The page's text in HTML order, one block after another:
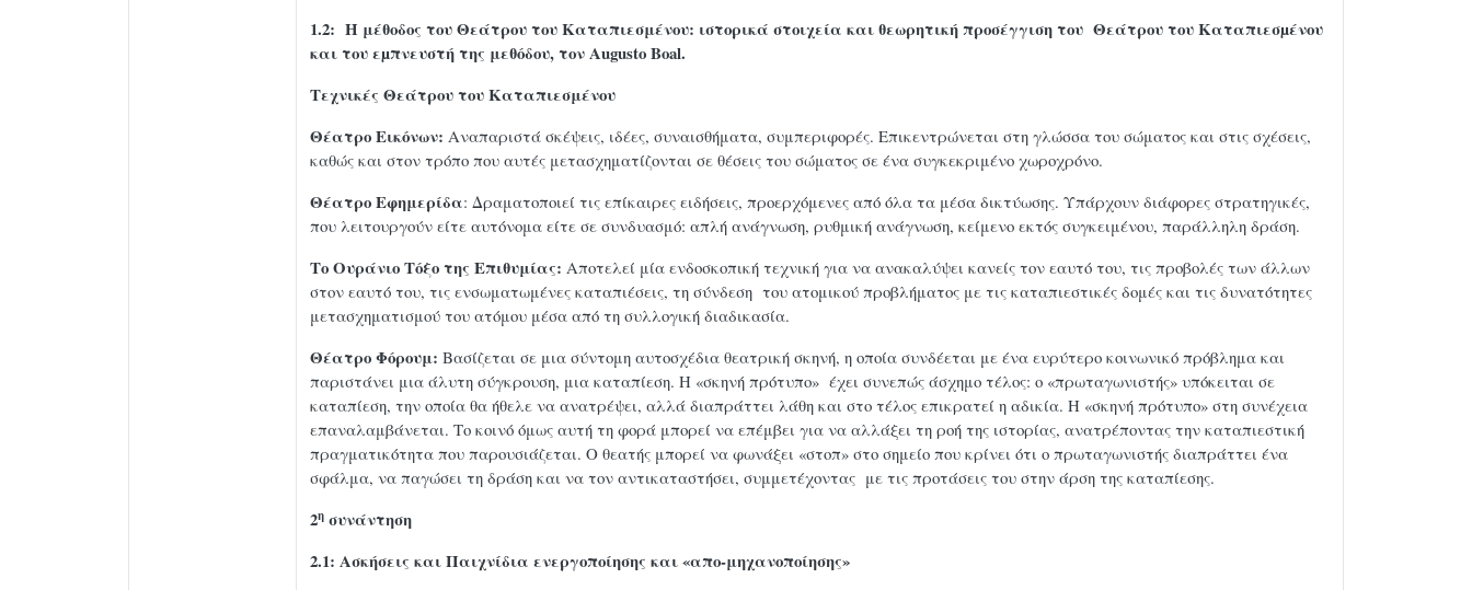
1.2: Η μέθοδος του Θεάτρου του Καταπιεσμένου: ιστορικά στοιχεία και θεωρητική προσέγγιση του Θεάτρου του Καταπιεσµένου
και του εµπνευστή της μεθόδου, τον Augusto Boal.
Τεχνικές Θεάτρου του Καταπιεσμένου
Θέατρο Εικόνων: Αναπαριστά σκέψεις, ιδέες, συναισθήματα, συμπεριφορές. Επικεντρώνεται στη γλώσσα του σώματος και στις σχέσεις,
καθώς και στον τρόπο που αυτές μετασχηματίζονται σε θέσεις του σώματος σε ένα συγκεκριμένο χωροχρόνο.
Θέατρο Εφημερίδα: Δραματοποιεί τις επίκαιρες ειδήσεις, προερχόμενες από όλα τα μέσα δικτύωσης. Υπάρχουν διάφορες στρατηγικές,
που λειτουργούν είτε αυτόνομα είτε σε συνδυασμό: απλή ανάγνωση, ρυθμική ανάγνωση, κείμενο εκτός συγκειμένου, παράλληλη δράση.
Το Ουράνιο Τόξο της Επιθυμίας: Αποτελεί μία ενδοσκοπική τεχνική για να ανακαλύψει κανείς τον εαυτό του, τις προβολές των άλλων
στον εαυτό του, τις ενσωματωμένες καταπιέσεις, τη σύνδεση του ατομικού προβλήματος με τις καταπιεστικές δομές και τις δυνατότητες
μετασχηματισμού του ατόμου μέσα από τη συλλογική διαδικασία.
Θέατρο Φόρουμ: Βασίζεται σε μια σύντομη αυτοσχέδια θεατρική σκηνή, η οποία συνδέεται με ένα ευρύτερο κοινωνικό πρόβλημα και
παριστάνει μια άλυτη σύγκρουση, μια καταπίεση. Η «σκηνή πρότυπο» έχει συνεπώς άσχημο τέλος: ο «πρωταγωνιστής» υπόκειται σε
καταπίεση, την οποία θα ήθελε να ανατρέψει, αλλά διαπράττει λάθη και στο τέλος επικρατεί η αδικία. Η «σκηνή πρότυπο» στη συνέχεια
επαναλαμβάνεται. Το κοινό όμως αυτή τη φορά μπορεί να επέμβει για να αλλάξει τη ροή της ιστορίας, ανατρέποντας την καταπιεστική
πραγματικότητα που παρουσιάζεται. Ο θεατής μπορεί να φωνάξει «στοπ» στο σημείο που κρίνει ότι ο πρωταγωνιστής διαπράττει ένα
σφάλμα, να παγώσει τη δράση και να τον αντικαταστήσει, συμμετέχοντας με τις προτάσεις του στην άρση της καταπίεσης.
2η συνάντηση
2.1: Ασκήσεις και Παιχνίδια ενεργοποίησης και «απο-μηχανοποίησης»